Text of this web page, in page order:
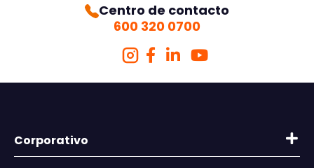
Centro de contacto
600 320 0700
Corporativo